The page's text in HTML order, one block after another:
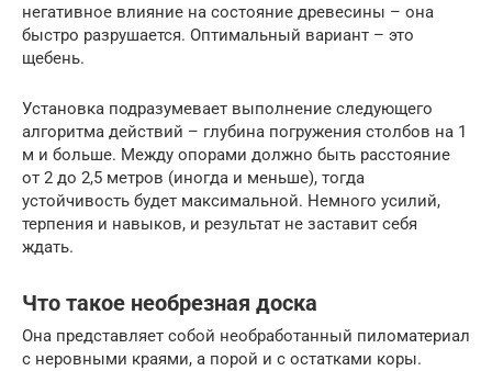
негативное влияние на состояние древесины – она
быстро разрушается. Оптимальный вариант – это
щебень.
Установка подразумевает выполнение следующего
алгоритма действий – глубина погружения столбов на 1
м и больше. Между опорами должно быть расстояние
от 2 до 2,5 метров (иногда и меньше), тогда
устойчивость будет максимальной. Немного усилий,
терпения и навыков, и результат не заставит себя
ждать.
Что такое необрезная доска
Она представляет собой необработанный пиломатериал
с неровными краями, а порой и с остатками коры.